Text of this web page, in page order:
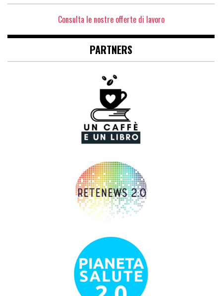
Consulta le nostre offerte di lavoro
PARTNERS